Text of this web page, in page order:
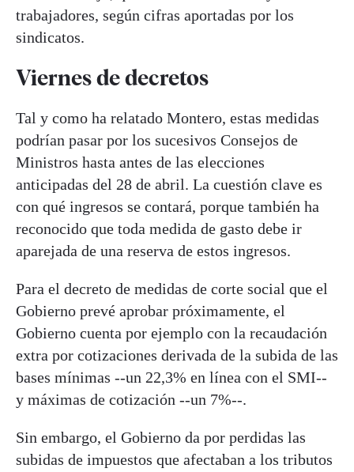
trabajadores, según cifras aportadas por los
sindicatos.
Viernes de decretos
Tal y como ha relatado Montero, estas medidas
podrían pasar por los sucesivos Consejos de
Ministros hasta antes de las elecciones
anticipadas del 28 de abril. La cuestión clave es
con qué ingresos se contará, porque también ha
reconocido que toda medida de gasto debe ir
aparejada de una reserva de estos ingresos.
Para el decreto de medidas de corte social que el
Gobierno prevé aprobar próximamente, el
Gobierno cuenta por ejemplo con la recaudación
extra por cotizaciones derivada de la subida de las
bases mínimas --un 22,3% en línea con el SMI--
y máximas de cotización --un 7%--.
Sin embargo, el Gobierno da por perdidas las
subidas de impuestos que afectaban a los tributos